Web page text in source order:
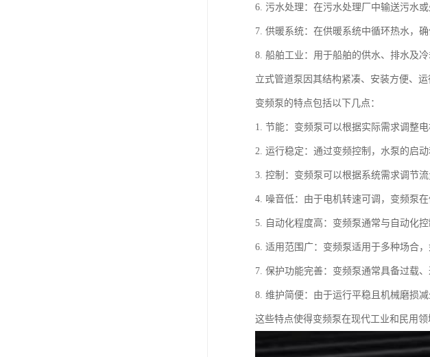
6. 污水处理：在污水处理厂中输送污水
7. 供暖系统：在供暖系统中循环热水，确
8. 船舶工业：用于船舶的供水、排水及冷
立式管道泵因其结构紧凑、安装方便、
变频泵的特点包括以下几点：
1. 节能：变频泵可以根据实际需求调整
2. 运行稳定：通过变频控制，水泵的启
3. 控制：变频泵可以根据系统需求调节
4. 噪音低：由于电机转速可调，变频泵
5. 自动化程度高：变频泵通常与自动化
6. 适用范围广：变频泵适用于多种场合
7. 保护功能完善：变频泵通常具备过载
8. 维护简便：由于运行平稳且机械磨损
这些特点使得变频泵在现代工业和民用领